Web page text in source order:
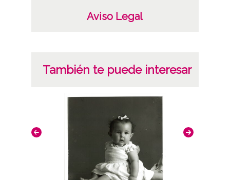
Aviso Legal
También te puede interesar